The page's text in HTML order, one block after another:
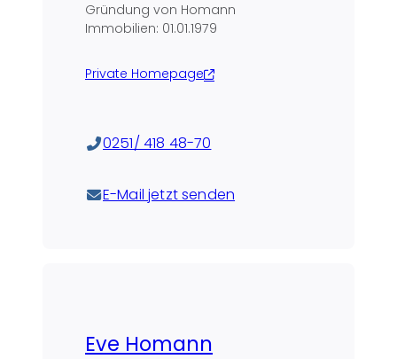
Gründung von Homann
Immobilien: 01.01.1979
Private Homepage
0251/ 418 48-70
E-Mail jetzt senden
Eve Homann